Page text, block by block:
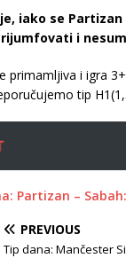
iako se
i
primamljiva i igra
tip
Partizan –
PREVIOUS
Tip dana: Mančester